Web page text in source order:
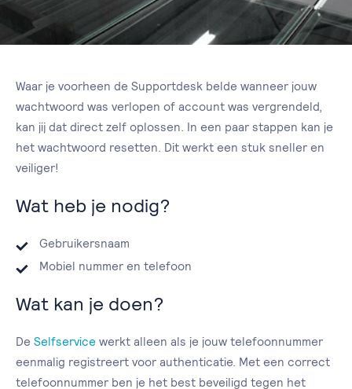
Waar je voorheen de Supportdesk belde wanneer jouw
wachtwoord was verlopen of account was vergrendeld,
kan jij dat direct zelf oplossen. In een paar stappen kan je
het wachtwoord resetten. Dit werkt een stuk sneller en
veiliger!
Wat heb je nodig?
Gebruikersnaam
Mobiel nummer en telefoon
Wat kan je doen?
De Selfservice werkt alleen als je jouw telefoonnummer
eenmalig registreert voor authenticatie. Met een correct
telefoonnummer ben je het best beveiligd tegen het